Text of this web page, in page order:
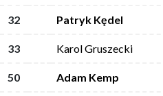
32 Patryk Kędel
33 Karol Gruszecki
50 Adam Kemp
32 Patryk Kędel
33 Karol Gruszecki
50 Adam Kemp